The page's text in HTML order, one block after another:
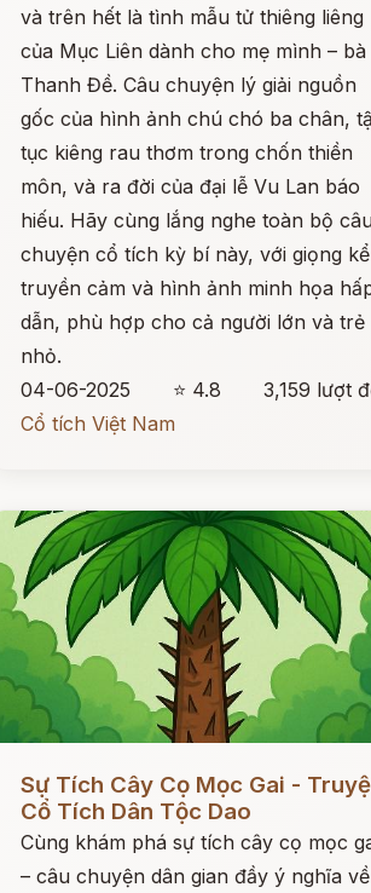
và trên hết là tình mẫu tử thiêng liêng
của Mục Liên dành cho mẹ mình – bà
Thanh Đề. Câu chuyện lý giải nguồn
gốc của hình ảnh chú chó ba chân,
tục kiêng rau thơm trong chốn thiền
môn, và ra đời của đại lễ Vu Lan báo
hiếu. Hãy cùng lắng nghe toàn bộ
chuyện cổ tích kỳ bí này, với giọng kể
truyền cảm và hình ảnh minh họa
dẫn, phù hợp cho cả người lớn và trẻ
nhỏ.
04-06-2025
⭐ 4.8
3,159 lượt
Cổ tích Việt Nam
Sự Tích Cây Cọ Mọc Gai -
Cổ Tích Dân Tộc Dao
Cùng khám phá sự tích cây cọ mọc
– câu chuyện dân gian đầy ý nghĩa về